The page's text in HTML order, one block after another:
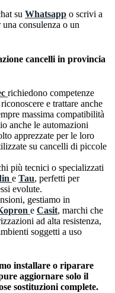
su Whatsapp o scrivi a
una consulenza o un
cancelli in provincia
richiedono competenze
e trattare anche
massima compatibilità
anche le automazioni
apprezzate per le loro
su cancelli di piccole
più tecnici o specializzati
e Tau, perfetti per
evolute.
gestiamo in
e Casit, marchi che
ad alta resistenza,
soggetti a uso
installare o riparare
aggiornare solo il
sostituzioni complete.